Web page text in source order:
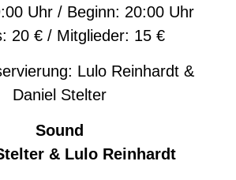
Uhr / Beginn: 20:00 Uhr
20 € / Mitglieder: 15 €
Lulo Reinhardt &
Daniel Stelter
Sound
& Lulo Reinhardt